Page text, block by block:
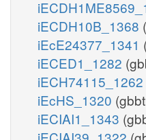
iECDH10B_1368
iEcE24377_1341
iECED1_1282
iECH74115_1262
iEcHS_1320
iECIAI1_1343